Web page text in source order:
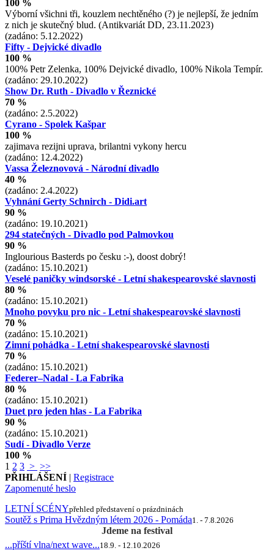
100 %
Výborní všichni tři, kouzlem nechtěného (?) je nejlepší, že jedním
z nich je skutečný blud. (Antikvariát DD, 23.11.2023)
(zadáno: 5.12.2022)
Fifty - Dejvické divadlo
100 %
100% Petr Zelenka, 100% Dejvické divadlo, 100% Nikola Tempír.
(zadáno: 29.10.2022)
Show Dr. Ruth - Divadlo v Řeznické
70 %
(zadáno: 2.5.2022)
Cyrano - Spolek Kašpar
100 %
zajimava rezijni uprava, brilantni vykony hercu
(zadáno: 12.4.2022)
Vassa Železnovová - Národní divadlo
40 %
(zadáno: 2.4.2022)
Vyhnání Gerty Schnirch - Didi.art
90 %
(zadáno: 19.10.2021)
294 statečných - Divadlo pod Palmovkou
90 %
Inglourious Basterds po česku :-), doost dobrý!
(zadáno: 15.10.2021)
Veselé paničky windsorské - Letní shakespearovské slavnosti
80 %
(zadáno: 15.10.2021)
Mnoho povyku pro nic - Letní shakespearovské slavnosti
70 %
(zadáno: 15.10.2021)
Zimní pohádka - Letní shakespearovské slavnosti
70 %
(zadáno: 15.10.2021)
Federer–Nadal - La Fabrika
80 %
(zadáno: 15.10.2021)
Duet pro jeden hlas - La Fabrika
90 %
(zadáno: 15.10.2021)
Sudí - Divadlo Verze
100 %
1 2 3 > >>
PŘIHLÁŠENÍ
Registrace
Zapomenuté heslo
LETNÍ SCÉNYpřehled představení o prázdninách
Soutěž s Prima Hvězdným létem 2026 - Pomáda1. - 7.8.2026
Jdeme na festival
...příští vlna/next wave...18.9. - 12.10.2026